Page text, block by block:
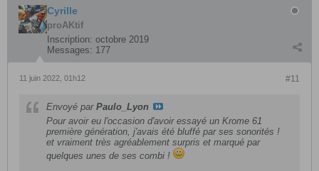
Cyrille
proAKtif
Inscription: octobre 2019
Messages: 177
#11
11 juin 2022, 01h12
Envoyé par Paulo_Lyon
Pour avoir eu l'occasion d'avoir essayé un Krome 61
première génération, j'avais été bluffé par ses sonorités !
et vraiment très agréablement surpris et marqué par
quelques unes de ses combi !